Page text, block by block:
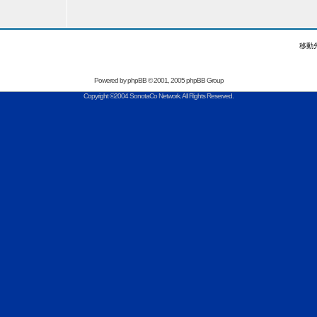
移動
Powered byphpBB© 2001, 2005 phpBB Group
Copyright ©2004 SonotaCo Network. All Rights Reserved.